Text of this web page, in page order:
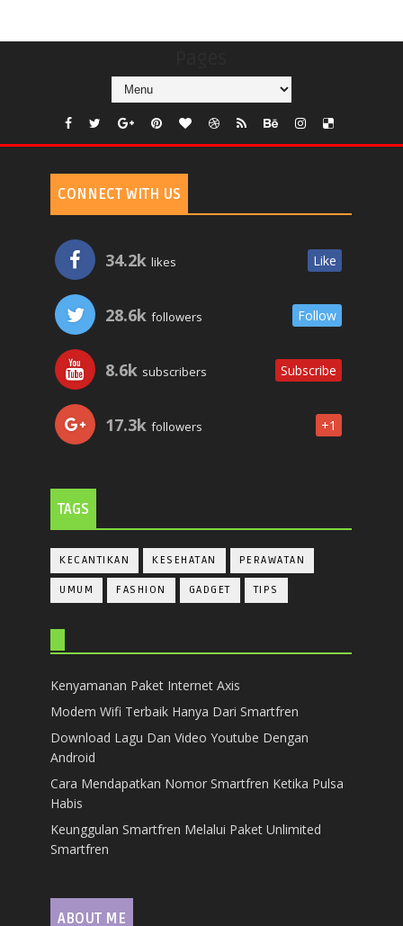
CONNECT WITH US
34.2k likes Like
28.6k followers Follow
8.6k subscribers Subscribe
17.3k followers +1
TAGS
KECANTIKAN KESEHATAN PERAWATAN
UMUM FASHION GADGET TIPS
Kenyamanan Paket Internet Axis
Modem Wifi Terbaik Hanya Dari Smartfren
Download Lagu Dan Video Youtube Dengan
Android
Cara Mendapatkan Nomor Smartfren Ketika Pulsa
Habis
Keunggulan Smartfren Melalui Paket Unlimited
Smartfren
ABOUT ME